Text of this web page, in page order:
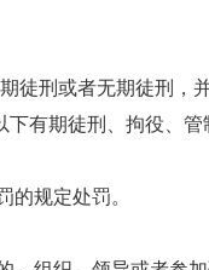
刑或者无期徒刑，
有期徒刑、拘役、
规定处罚。